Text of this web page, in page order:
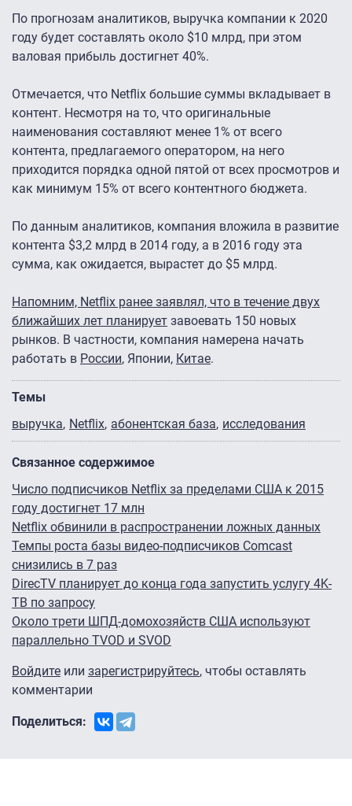
По прогнозам аналитиков, выручка компании к 2020
году будет составлять около $10 млрд, при этом
валовая прибыль достигнет 40%.
Отмечается, что Netflix большие суммы вкладывает в
контент. Несмотря на то, что оригинальные
наименования составляют менее 1% от всего
контента, предлагаемого оператором, на него
приходится порядка одной пятой от всех просмотров и
как минимум 15% от всего контентного бюджета.
По данным аналитиков, компания вложила в развитие
контента $3,2 млрд в 2014 году, а в 2016 году эта
сумма, как ожидается, вырастет до $5 млрд.
Напомним, Netflix ранее заявлял, что в течение двух
ближайших лет планирует завоевать 150 новых
рынков. В частности, компания намерена начать
работать в России, Японии, Китае.
Темы
выручка Netflix абонентская база исследования
Связанное содержимое
Число подписчиков Netflix за пределами США к 2015
году достигнет 17 млн
Netflix обвинили в распространении ложных данных
Темпы роста базы видео-подписчиков Comcast
снизились в 7 раз
DirecTV планирует до конца года запустить услугу 4K-
ТВ по запросу
Около трети ШПД-домохозяйств США используют
параллельно TVOD и SVOD
Войдите или зарегистрируйтесь, чтобы оставлять
комментарии
Поделиться: